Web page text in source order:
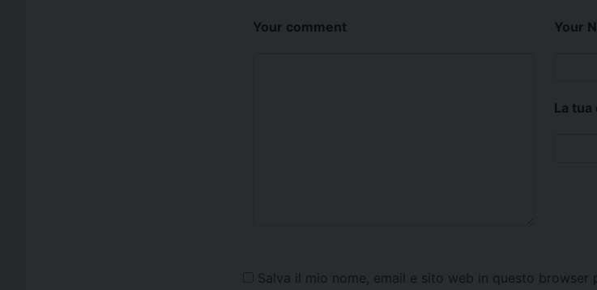
Your comment Your
La tua
Salva il mio nome, email e sito web in questo browser